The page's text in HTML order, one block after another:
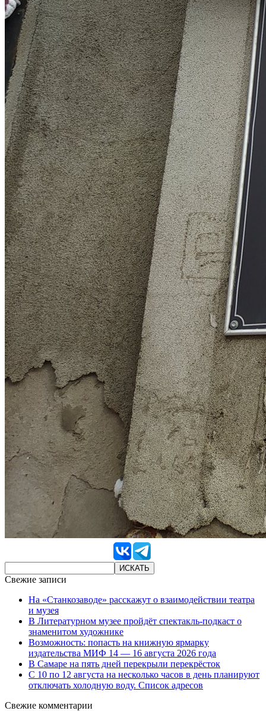
Свежие записи
На «Станкозаводе» расскажут о взаимодействии театра
и музея
В Литературном музее пройдёт спектакль-подкаст о
знаменитом художнике
Возможность: попасть на книжную ярмарку
издательства МИФ 14 — 16 августа 2026 года
В Самаре на пять дней перекрыли перекрёсток
С 10 по 12 августа на несколько часов в день планируют
отключать холодную воду. Список адресов
Свежие комментарии